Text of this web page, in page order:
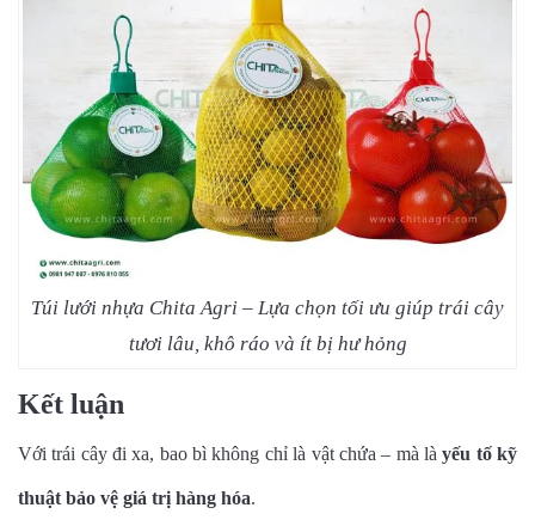
Túi lưới nhựa Chita Agri – Lựa chọn tối ưu giúp trái cây
tươi lâu, khô ráo và ít bị hư hỏng
Kết luận
Với trái cây đi xa, bao bì không chỉ là vật chứa – mà làyếu tố kỹ
thuật bảo vệ giá trị hàng hóa.